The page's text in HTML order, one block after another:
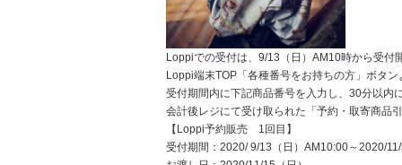
Loppiでの受付は、9/13（日）AM10時から受付
Loppi端末TOP「各種番号をお持ちの方」ボタン
受付期間内に下記商品番号を入力し、30分以内
会計後レジにて受け取られた「予約・取寄商品
【Loppi予約販売 1回目】
受付期間：2020/ 9/13（日）AM10:00～2020/